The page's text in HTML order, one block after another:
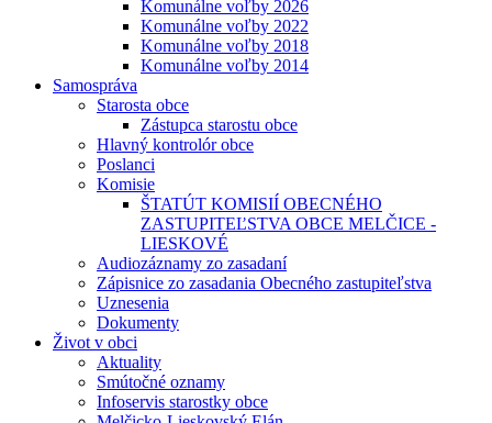
Komunálne voľby 2026
Komunálne voľby 2022
Komunálne voľby 2018
Komunálne voľby 2014
Samospráva
Starosta obce
Zástupca starostu obce
Hlavný kontrolór obce
Poslanci
Komisie
ŠTATÚT KOMISIÍ OBECNÉHO
ZASTUPITEĽSTVA OBCE MELČICE -
LIESKOVÉ
Audiozáznamy zo zasadaní
Zápisnice zo zasadania Obecného zastupiteľstva
Uznesenia
Dokumenty
Život v obci
Aktuality
Smútočné oznamy
Infoservis starostky obce